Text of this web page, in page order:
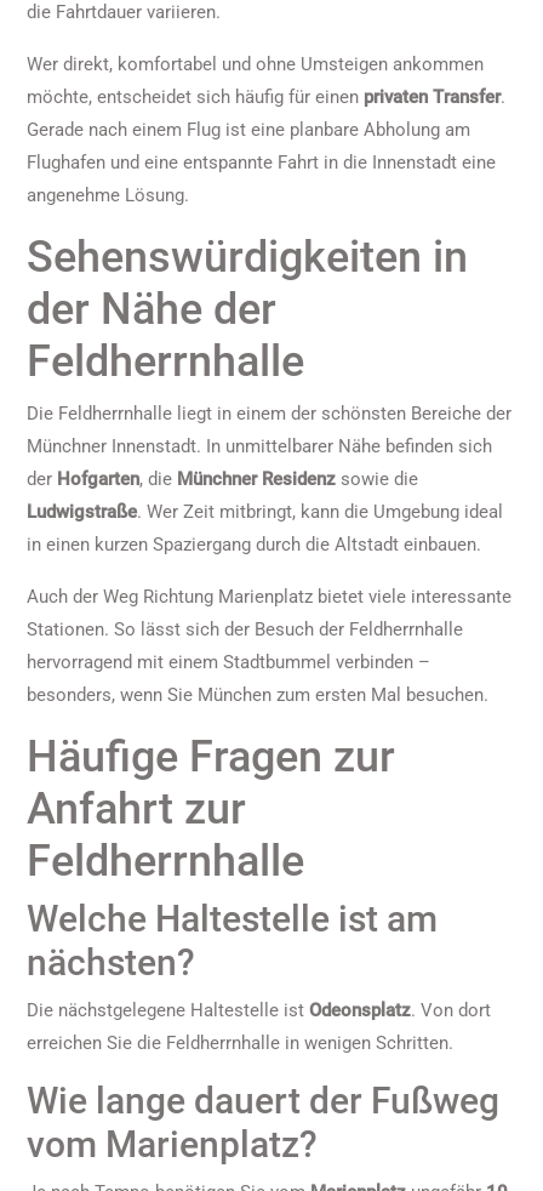
die Fahrtdauer variieren.
Wer direkt, komfortabel und ohne Umsteigen ankommen
möchte, entscheidet sich häufig für einen privaten Transfer.
Gerade nach einem Flug ist eine planbare Abholung am
Flughafen und eine entspannte Fahrt in die Innenstadt eine
angenehme Lösung.
Sehenswürdigkeiten in
der Nähe der
Feldherrnhalle
Die Feldherrnhalle liegt in einem der schönsten Bereiche der
Münchner Innenstadt. In unmittelbarer Nähe befinden sich
der Hofgarten, die Münchner Residenz sowie die
Ludwigstraße. Wer Zeit mitbringt, kann die Umgebung ideal
in einen kurzen Spaziergang durch die Altstadt einbauen.
Auch der Weg Richtung Marienplatz bietet viele interessante
Stationen. So lässt sich der Besuch der Feldherrnhalle
hervorragend mit einem Stadtbummel verbinden –
besonders, wenn Sie München zum ersten Mal besuchen.
Häufige Fragen zur
Anfahrt zur
Feldherrnhalle
Welche Haltestelle ist am
nächsten?
Die nächstgelegene Haltestelle ist Odeonsplatz. Von dort
erreichen Sie die Feldherrnhalle in wenigen Schritten.
Wie lange dauert der Fußweg
vom Marienplatz?